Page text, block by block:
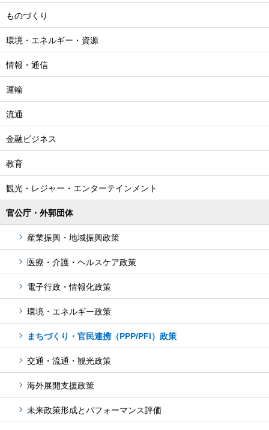
ものづくり
環境・エネルギー・資源
情報・通信
運輸
流通
金融ビジネス
教育
観光・レジャー・エンターテインメント
官公庁・外郭団体
産業振興・地域振興政策
医療・介護・ヘルスケア政策
電子行政・情報化政策
環境・エネルギー政策
まちづくり・官民連携（PPP/PFI）政策
交通・流通・観光政策
海外展開支援政策
未来政策形成とパフォーマンス評価